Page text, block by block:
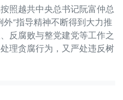
照越共中央总书记阮富仲总
”指导精神不断得到大力推
反腐败与整党建党等工作之
理贪腐行为，又严处违反树